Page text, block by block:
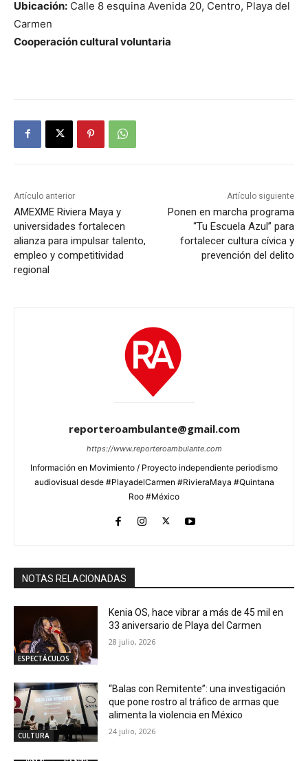
Ubicación: Calle 8 esquina Avenida 20, Centro, Playa del
Carmen
Cooperación cultural voluntaria
Artículo anterior
AMEXME Riviera Maya y
universidades fortalecen
alianza para impulsar talento,
empleo y competitividad
regional
Artículo siguiente
Ponen en marcha programa
“Tu Escuela Azul” para
fortalecer cultura cívica y
prevención del delito
reporteroambulante@gmail.com
https://www.reporteroambulante.com
Información en Movimiento / Proyecto independiente periodismo
audiovisual desde #PlayadelCarmen #RivieraMaya #Quintana
Roo #México
NOTAS RELACIONADAS
ESPECTÁCULOS
Kenia OS, hace vibrar a más de 45 mil en
33 aniversario de Playa del Carmen
28 julio, 2026
CULTURA
“Balas con Remitente”: una investigación
que pone rostro al tráfico de armas que
alimenta la violencia en México
24 julio, 2026